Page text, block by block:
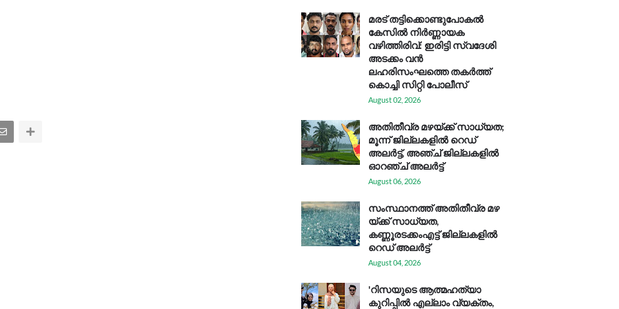
മരട് തട്ടിക്കൊണ്ടുപോകൽ
കേസിൽ നിർണ്ണായക
വഴിത്തിരിവ്: ഇരിട്ടി സ്വദേശി
അടക്കം വൻ
ലഹരിസംഘത്തെ തകർത്ത്
കൊച്ചി സിറ്റി പോലീസ്
August 02, 2026
അതിതീവ്ര മഴയ്ക്ക് സാധ്യത;
മൂന്ന് ജില്ലകളിൽ റെഡ്
അലർട്ട്, അഞ്ച് ജില്ലകളിൽ
ഓറഞ്ച് അലർട്ട്
August 06, 2026
സം​സ്ഥാ​ന​ത്ത് അ​തി​തീ​വ്ര മ​ഴ​
യ്ക്ക് സാ​ധ്യ​ത,
കണ്ണൂരടക്കംഎ​ട്ട് ജി​ല്ല​ക​ളി​ൽ
റെ​ഡ് അ​ലർ​ട്ട്
August 04, 2026
'റിസയുടെ ആത്മഹത്യാ
കുറിപ്പിൽ എല്ലാം വ്യക്തം,